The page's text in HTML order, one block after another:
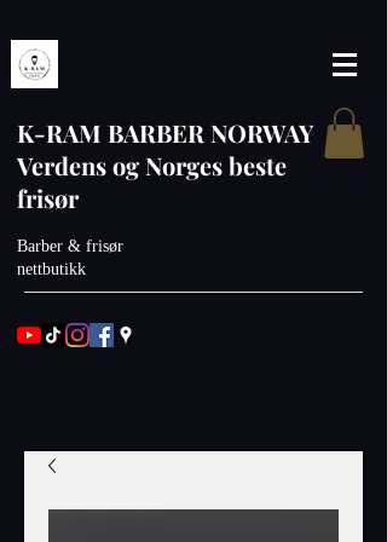
K-RAM BARBER NORWAY
Verdens og Norges beste
frisør
Barber & frisør
nettbutikk